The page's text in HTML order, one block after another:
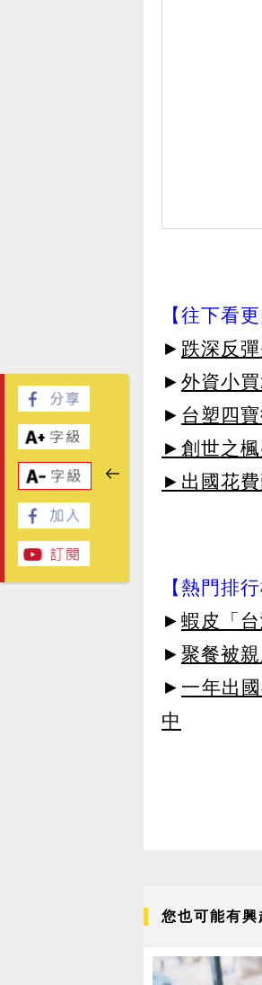
【往下看更
► 跌深反
► 外資小
► 台塑四
►創世之楓
►出國花費
【熱門排行
► 蝦皮「
► 聚餐被
► 一年出
中
您也可能有興